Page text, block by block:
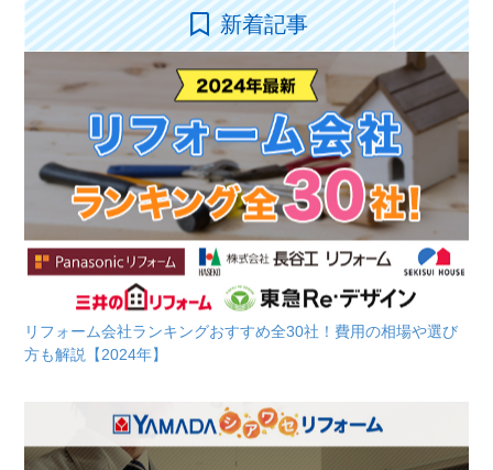
新着記事
リフォーム会社ランキングおすすめ全30社！費用の相場や選び
方も解説【2024年】